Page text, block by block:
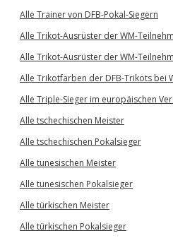
Alle Trainer von DFB-Pokal-Siegern
Alle Trikot-Ausrüster der WM-
Alle Trikot-Ausrüster der WM-
Alle Trikotfarben der DFB-Trikots bei
Alle Triple-Sieger im europäischen
Alle tschechischen Meister
Alle tschechischen Pokalsieger
Alle tunesischen Meister
Alle tunesischen Pokalsieger
Alle türkischen Meister
Alle türkischen Pokalsieger